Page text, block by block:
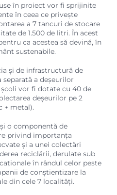
în proiect vor fi sprijinite
în ceea ce privește
a 7 tancuri de stocare
de 1.500 de litri. În acest
ca acestea să devină, în
sustenabile.
și de infrastructură de
a deșeurilor
vor fi dotate cu 40 de
deșeurilor pe 2
+ metal).
o componentă de
privind importanța
și a unei colectări
reciclării, derulate sub
în rândul celor peste
de conștientizare la
din cele 7 localități.